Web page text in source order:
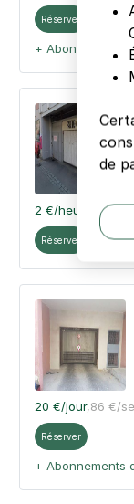
Réserver
+ Abonnements
2 €/heure 20 €/
Réserver
20 €/jour,86 €/
Réserver
+ Abonnements
de